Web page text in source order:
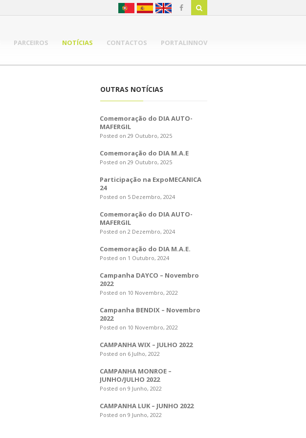
PARCEIROS NOTÍCIAS CONTACTOS PORTALINNOV
OUTRAS NOTÍCIAS
Comemoração do DIA AUTO-
MAFERGIL
Posted on 29 Outubro, 2025
Comemoração do DIA M.A.E
Posted on 29 Outubro, 2025
Participação na ExpoMECÂNICA
24
Posted on 5 Dezembro, 2024
Comemoração do DIA AUTO-
MAFERGIL
Posted on 2 Dezembro, 2024
Comemoração do DIA M.A.E.
Posted on 1 Outubro, 2024
Campanha DAYCO – Novembro
2022
Posted on 10 Novembro, 2022
Campanha BENDIX – Novembro
2022
Posted on 10 Novembro, 2022
CAMPANHA WIX – JULHO 2022
Posted on 6 Julho, 2022
CAMPANHA MONROE –
JUNHO/JULHO 2022
Posted on 9 Junho, 2022
CAMPANHA LUK – JUNHO 2022
Posted on 9 Junho, 2022